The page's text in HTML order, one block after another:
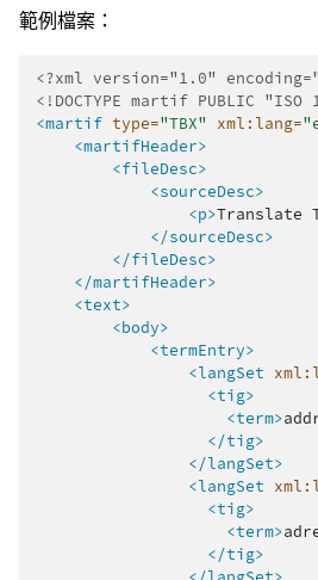
範例檔案：
<?xml version="1.0"
<!DOCTYPE martif PUBLIC
<martif type="TBX" xml:lang=
<martifHeader>
<fileDesc>
<sourceDesc>
<p>Translate
</sourceDesc>
</fileDesc>
</martifHeader>
<text>
<body>
<termEntry>
<langSet
<tig>
<term>
</tig>
</langSet>
<langSet
<tig>
<term>
</tig>